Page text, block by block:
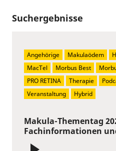
Suchergebnisse
Makula-Thementag
Fachinformationen
Angehörige Makulaödem
MacTel
Morbus Best
PRO RETINA
Therapie
Veranstaltung
Hybrid